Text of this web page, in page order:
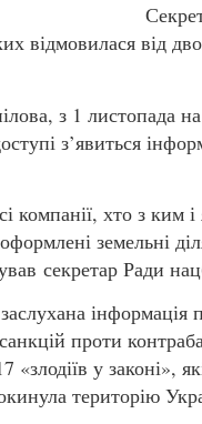
відмовилася від
з 1 листопада
з’явиться
компанії, хто з ким
земельні
секретар Ради
інформація
проти
«злодіїв у
територію